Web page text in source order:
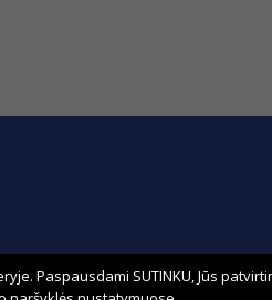
Paspausdami SUTINKU, Jūs